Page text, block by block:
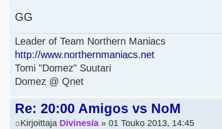
GG
Leader of Team Northern Maniacs
http://www.northernmaniacs.net
Tomi "Domez" Suutari
Domez @ Qnet
Re: 20:00 Amigos vs NoM
Kirjoittaja Divinesia » 01 Touko 2013, 14:45